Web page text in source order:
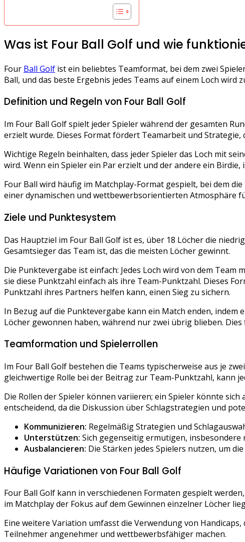
Was ist Four Ball Golf und wie
Four Ball Golf ist ein beliebtes Teamformat, bei dem zwei
Ball, und das beste Ergebnis jedes Teams auf einem Loch wird
Definition und Regeln von Four Ball Golf
Im Four Ball Golf spielt jeder Spieler während der gesamten
erzielt wurde. Dieses Format fördert Teamarbeit und
Wichtige Regeln beinhalten, dass jeder Spieler das Loch mit
wird. Wenn ein Spieler ein Par erzielt und der andere ein
Four Ball wird häufig im Matchplay-Format gespielt, bei dem
einer dynamischen und wettbewerbsorientierten Atmosphäre
Ziele und Punktesystem
Das Hauptziel im Four Ball Golf ist es, über 18 Löcher die
Gesamtsieger das Team ist, das die meisten Löcher gewinnt.
Die Punktevergabe ist einfach: Jedes Loch wird von dem
sie diese Punktzahl einfach als ihre Team-Punktzahl. Dieses
Punktzahl ihres Partners helfen kann, einen Sieg zu sichern.
In Bezug auf die Punktevergabe kann ein Match enden, indem
Löcher gewonnen haben, während nur zwei übrig blieben.
Teamformation und Spielerrollen
Im Four Ball Golf bestehen die Teams typischerweise aus je
gleichwertige Rolle bei der Beitrag zur Team-Punktzahl, kann
Die Rollen der Spieler können variieren; ein Spieler könnte
entscheidend, da die Diskussion über Schlagstrategien und
Kommunizieren: Regelmäßig Strategien und
Unterstützen: Sich gegenseitig ermutigen, insbesondere
Ausbalancieren: Die Stärken jedes Spielers nutzen, um
Häufige Variationen von Four Ball Golf
Four Ball Golf kann in verschiedenen Formaten gespielt
im Matchplay der Fokus auf dem Gewinnen einzelner Löcher
Eine weitere Variation umfasst die Verwendung von
Teilnehmer angenehmer und wettbewerbsfähiger machen.